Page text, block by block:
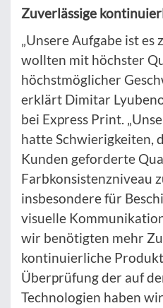
Zuverlässige
„Unsere Aufgabe ist
wollten mit höchster
höchstmöglicher
erklärt Dimitar
bei Express Print.
hatte Schwierigkeiten,
Kunden geforderte
Farbkonsistenzniveau
insbesondere für
visuelle
wir benötigten mehr
kontinuierliche
Überprüfung der auf
Technologien haben